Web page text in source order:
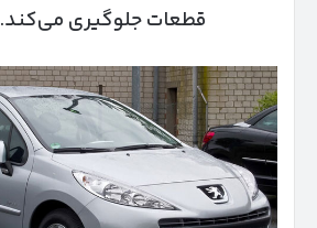
قطعات جلوگیری می‌کند.